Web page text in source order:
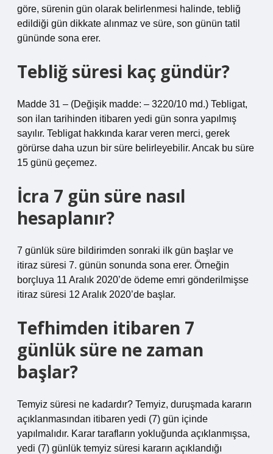
göre, sürenin gün olarak belirlenmesi halinde, tebliğ
edildiği gün dikkate alınmaz ve süre, son günün tatil
gününde sona erer.
Tebliğ süresi kaç gündür?
Madde 31 – (Değişik madde: – 3220/10 md.) Tebligat,
son ilan tarihinden itibaren yedi gün sonra yapılmış
sayılır. Tebligat hakkında karar veren merci, gerek
görürse daha uzun bir süre belirleyebilir. Ancak bu süre
15 günü geçemez.
İcra 7 gün süre nasıl
hesaplanır?
7 günlük süre bildirimden sonraki ilk gün başlar ve
itiraz süresi 7. günün sonunda sona erer. Örneğin
borçluya 11 Aralık 2020’de ödeme emri gönderilmişse
itiraz süresi 12 Aralık 2020’de başlar.
Tefhimden itibaren 7
günlük süre ne zaman
başlar?
Temyiz süresi ne kadardır? Temyiz, duruşmada kararın
açıklanmasından itibaren yedi (7) gün içinde
yapılmalıdır. Karar tarafların yokluğunda açıklanmışsa,
yedi (7) günlük temyiz süresi kararın açıklandığı